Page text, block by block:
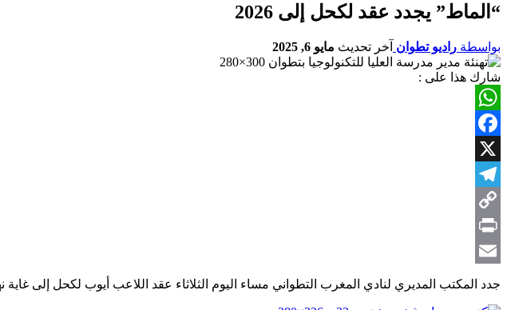
“الماط” يجدد عقد لكحل إلى 2026
بواسطة راديو تطوان آخر تحديث مايو 6, 2025
شارك هذا على :
WhatsApp
Facebook
X
Telegram
Copy
Link
Print
Email
جدد المكتب المديري لنادي المغرب التطواني مساء اليوم الثلاثاء عقد اللاعب أيوب لكحل إلى غاية